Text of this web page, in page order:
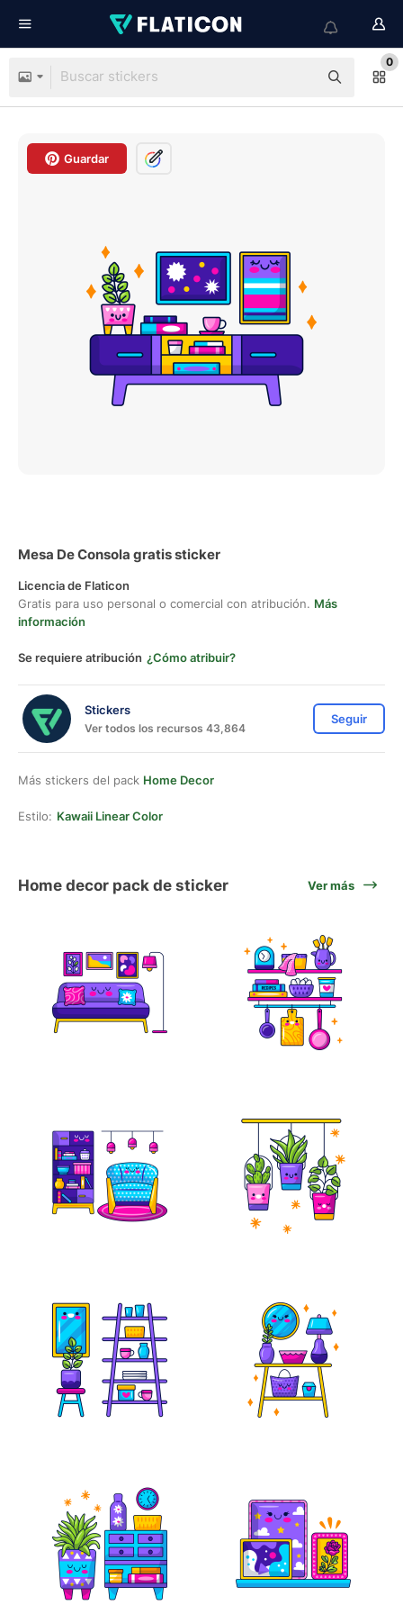
0
Guardar
Mesa De Consola gratis sticker
Licencia de Flaticon
Gratis para uso personal o comercial con atribución. Más
información
Se requiere atribución ¿Cómo atribuir?
Stickers
Ver todos los recursos 43,864
Seguir
Más stickers del pack Home Decor
Estilo: Kawaii Linear Color
Home decor pack de sticker Ver más